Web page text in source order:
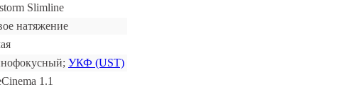
Slimline
натяжение
УКФ (UST)
1.1